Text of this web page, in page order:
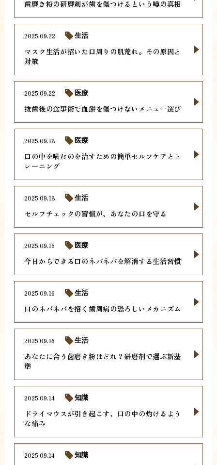
歯磨き粉の研磨剤が歯を傷つけるという噂の真相
マスク生活が招いた口周りの肌荒れ。その原因と
対策
2025.09.22 生活
抜歯後の食事術で血餅を傷つけないメニュー選び
2025.09.22 医療
口の中を噛むのを治すための簡単セルフケアとト
レーニング
2025.09.18 医療
セルフチェックの習慣が、あなたの口を守る
2025.09.18 生活
今日からできる口のネバネバを解消する生活習慣
2025.09.16 医療
口のネバネバを招く歯周病の恐ろしいメカニズム
2025.09.16 生活
あなたに合う歯磨き粉はどれ？研磨剤で選ぶ新基
準
2025.09.16 生活
ドライマウスが引き起こす、口の中の灼けるよう
な痛み
2025.09.14 知識
2025.09.14 知識